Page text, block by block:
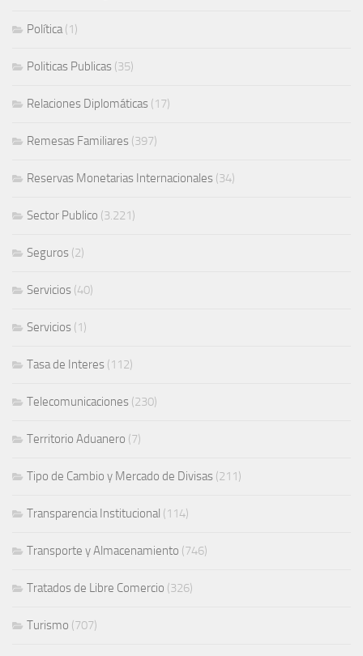
Política (1)
Politicas Publicas (35)
Relaciones Diplomáticas (17)
Remesas Familiares (397)
Reservas Monetarias Internacionales (34)
Sector Publico (3.221)
Seguros (2)
Servicios (40)
Servicios (1)
Tasa de Interes (112)
Telecomunicaciones (230)
Territorio Aduanero (7)
Tipo de Cambio y Mercado de Divisas (211)
Transparencia Institucional (114)
Transporte y Almacenamiento (746)
Tratados de Libre Comercio (326)
Turismo (707)